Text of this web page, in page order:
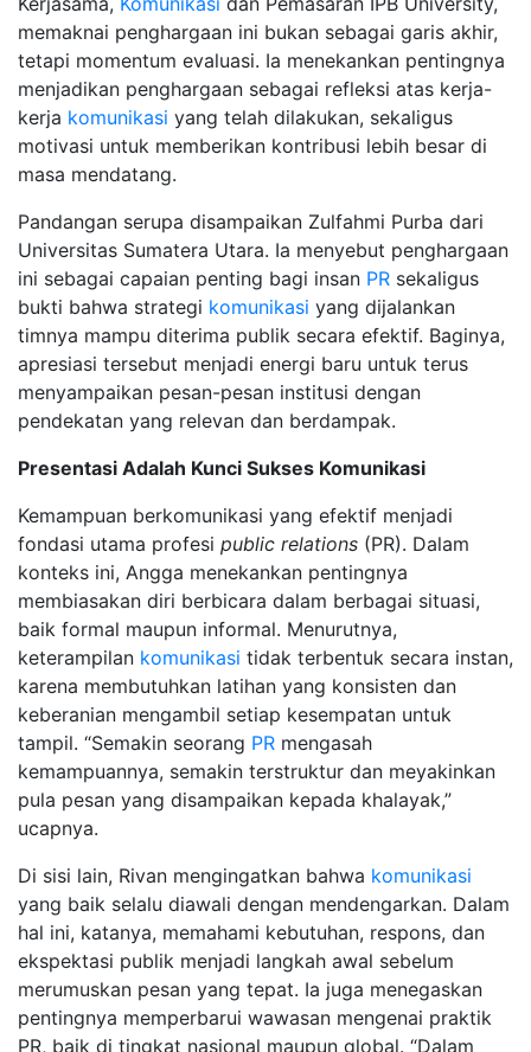
memaknai penghargaan ini bukan sebagai garis akhir,
tetapi momentum evaluasi. Ia menekankan pentingnya
menjadikan penghargaan sebagai refleksi atas kerja-
kerja komunikasi yang telah dilakukan, sekaligus
motivasi untuk memberikan kontribusi lebih besar di
masa mendatang.
Pandangan serupa disampaikan Zulfahmi Purba dari
Universitas Sumatera Utara. Ia menyebut penghargaan
ini sebagai capaian penting bagi insan PR sekaligus
bukti bahwa strategi komunikasi yang dijalankan
timnya mampu diterima publik secara efektif. Baginya,
apresiasi tersebut menjadi energi baru untuk terus
menyampaikan pesan-pesan institusi dengan
pendekatan yang relevan dan berdampak.
Presentasi Adalah Kunci Sukses Komunikasi
Kemampuan berkomunikasi yang efektif menjadi
fondasi utama profesi public relations (PR). Dalam
konteks ini, Angga menekankan pentingnya
membiasakan diri berbicara dalam berbagai situasi,
baik formal maupun informal. Menurutnya,
keterampilan komunikasi tidak terbentuk secara instan,
karena membutuhkan latihan yang konsisten dan
keberanian mengambil setiap kesempatan untuk
tampil. “Semakin seorang PR mengasah
kemampuannya, semakin terstruktur dan meyakinkan
pula pesan yang disampaikan kepada khalayak,”
ucapnya.
Di sisi lain, Rivan mengingatkan bahwa komunikasi
yang baik selalu diawali dengan mendengarkan. Dalam
hal ini, katanya, memahami kebutuhan, respons, dan
ekspektasi publik menjadi langkah awal sebelum
merumuskan pesan yang tepat. Ia juga menegaskan
pentingnya memperbarui wawasan mengenai praktik
PR, baik di tingkat nasional maupun global. “Dalam